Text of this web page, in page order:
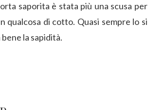
saporita è stata più una scusa per
qualcosa di cotto. Quasi sempre lo si
la sapidità.